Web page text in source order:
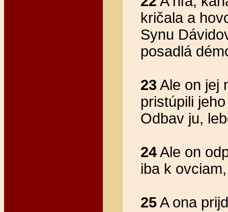
kričala a
Synu
posadlá
23 Ale on jej
pristúpili
Odbav ju,
24Ale on
iba k
25A ona